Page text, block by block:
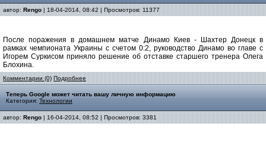
автор: Rengo | 18-04-2014, 08:42 | Просмотров: 11377
После поражения в домашнем матче Динамо Киев - Шахтер Донецк в
рамках чемпионата Украины с счетом 0:2, руководство Динамо во главе с
Игорем Суркисом приняло решение об отставке старшего тренера Олега
Блохина.
Комментарии (0) Подробнее
Теперь Google может читать вашу личную информацию
Категория: Технологии
автор: Rengo | 16-04-2014, 08:52 | Просмотров: 3381